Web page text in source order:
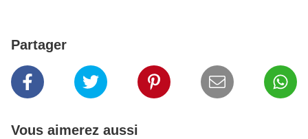
Partager
Vous aimerez aussi